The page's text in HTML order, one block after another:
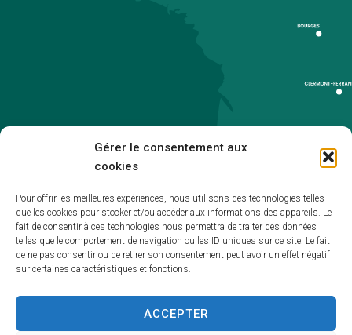
Gérer le consentement aux
cookies
Pour offrir les meilleures expériences, nous utilisons des technologies telles
que les cookies pour stocker et/ou accéder aux informations des appareils. Le
fait de consentir à ces technologies nous permettra de traiter des données
telles que le comportement de navigation ou les ID uniques sur ce site. Le fait
de ne pas consentir ou de retirer son consentement peut avoir un effet négatif
sur certaines caractéristiques et fonctions.
ACCEPTER
Accessibilité